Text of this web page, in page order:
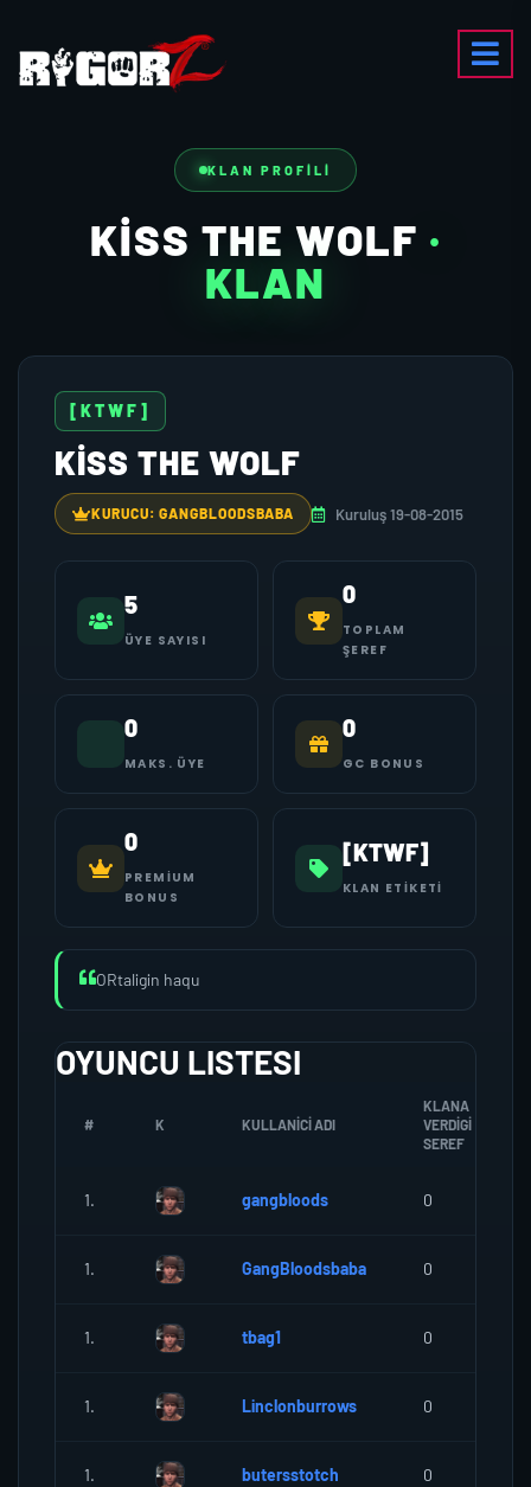
KLAN PROFILI
KISS THE WOLF ·
KLAN
[KTWF]
KISS THE WOLF
KURUCU: GANGBLOODSBABA Kuruluş 19-08-2015
5
ÜYE SAYISI
0
TOPLAM
ŞEREF
0
MAKS. ÜYE
0
GC BONUS
0
PREMIUM
BONUS
[KTWF]
KLAN ETIKETI
ORtaligin haqu
OYUNCU LISTESI
# K KULLANICI ADI
KLANA
VERDIGI
SEREF
1. gangbloods 0
1. GangBloodsbaba 0
1. tbag1 0
1. Linclonburrows 0
1. butersstotch 0